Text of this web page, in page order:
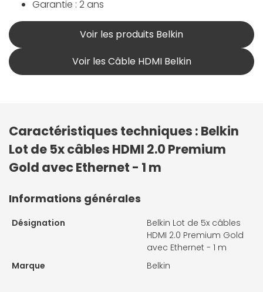
Garantie : 2 ans
Voir les produits Belkin
Voir les Câble HDMI Belkin
Caractéristiques techniques : Belkin
Lot de 5x câbles HDMI 2.0 Premium
Gold avec Ethernet - 1 m
Informations générales
Désignation
Belkin Lot de 5x câbles
HDMI 2.0 Premium Gold
avec Ethernet - 1 m
Marque
Belkin